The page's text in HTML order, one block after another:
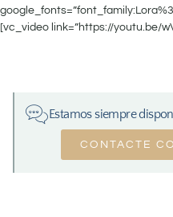
[vc_video link=”https://youtu.be/
Estamos siempre
CONTACTE